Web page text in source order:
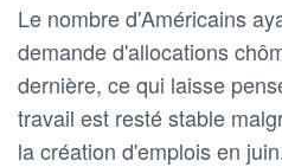
Le nombre d'Américains
demande d'allocations
dernière, ce qui laisse
travail est resté stable
la création d'emplois en